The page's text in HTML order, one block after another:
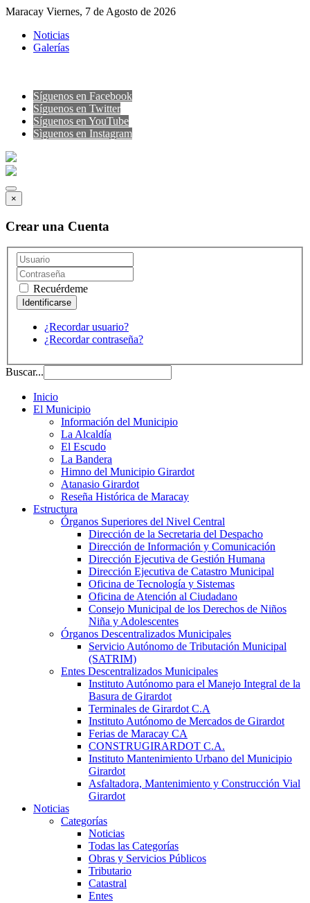
Maracay Viernes, 7 de Agosto de 2026
Noticias
Galerías
Síguenos en Facebook
Síguenos en Twitter
Síguenos en YouTube
Sìguenos en Instagram
×
Crear una Cuenta
Recuérdeme
¿Recordar usuario?
¿Recordar contraseña?
Buscar...
Inicio
El Municipio
Información del Municipio
La Alcaldía
El Escudo
La Bandera
Himno del Municipio Girardot
Atanasio Girardot
Reseña Histórica de Maracay
Estructura
Órganos Superiores del Nivel Central
Dirección de la Secretaria del Despacho
Dirección de Información y Comunicación
Dirección Ejecutiva de Gestión Humana
Dirección Ejecutiva de Catastro Municipal
Oficina de Tecnología y Sistemas
Oficina de Atención al Ciudadano
Consejo Municipal de los Derechos de Niños
Niña y Adolescentes
Órganos Descentralizados Municipales
Servicio Autónomo de Tributación Municipal
(SATRIM)
Entes Descentralizados Municipales
Instituto Autónomo para el Manejo Integral de la
Basura de Girardot
Terminales de Girardot C.A
Instituto Autónomo de Mercados de Girardot
Ferias de Maracay CA
CONSTRUGIRARDOT C.A.
Instituto Mantenimiento Urbano del Municipio
Girardot
Asfaltadora, Mantenimiento y Construcción Vial
Girardot
Noticias
Categorías
Noticias
Todas las Categorías
Obras y Servicios Públicos
Tributario
Catastral
Entes